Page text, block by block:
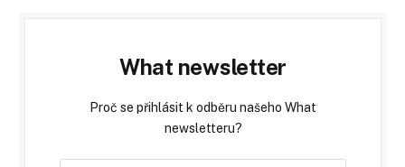
What newsletter
Proč se přihlásit k odběru našeho What
newsletteru?